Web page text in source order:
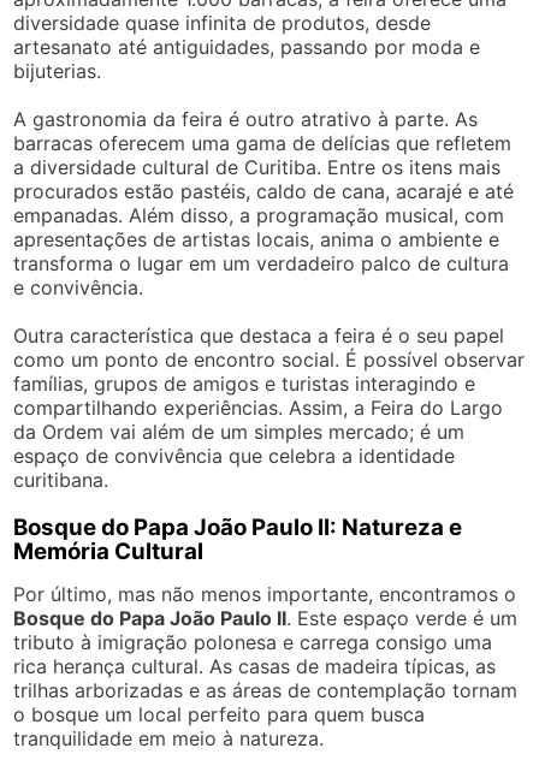
diversidade quase infinita de produtos, desde
artesanato até antiguidades, passando por moda e
bijuterias.
A gastronomia da feira é outro atrativo à parte. As
barracas oferecem uma gama de delícias que refletem
a diversidade cultural de Curitiba. Entre os itens mais
procurados estão pastéis, caldo de cana, acarajé e até
empanadas. Além disso, a programação musical, com
apresentações de artistas locais, anima o ambiente e
transforma o lugar em um verdadeiro palco de cultura
e convivência.
Outra característica que destaca a feira é o seu papel
como um ponto de encontro social. É possível observar
famílias, grupos de amigos e turistas interagindo e
compartilhando experiências. Assim, a Feira do Largo
da Ordem vai além de um simples mercado; é um
espaço de convivência que celebra a identidade
curitibana.
Bosque do Papa João Paulo II: Natureza e
Memória Cultural
Por último, mas não menos importante, encontramos o
Bosque do Papa João Paulo II. Este espaço verde é um
tributo à imigração polonesa e carrega consigo uma
rica herança cultural. As casas de madeira típicas, as
trilhas arborizadas e as áreas de contemplação tornam
o bosque um local perfeito para quem busca
tranquilidade em meio à natureza.